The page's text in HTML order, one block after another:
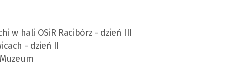
w hali OSiR Racibórz - dzień III
- dzień II